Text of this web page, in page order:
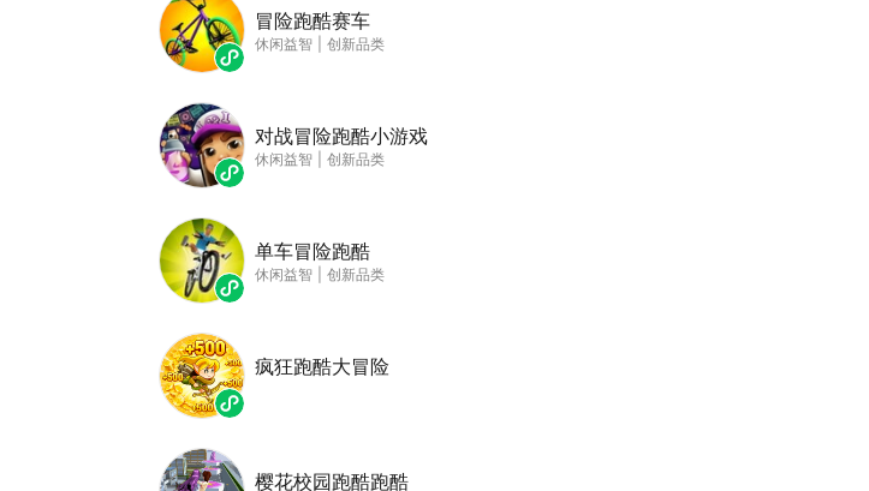
冒险跑酷赛车
休闲益智 创新品类
对战冒险跑酷小游戏
休闲益智 创新品类
单车冒险跑酷
休闲益智 创新品类
疯狂跑酷大冒险
樱花校园跑酷跑酷